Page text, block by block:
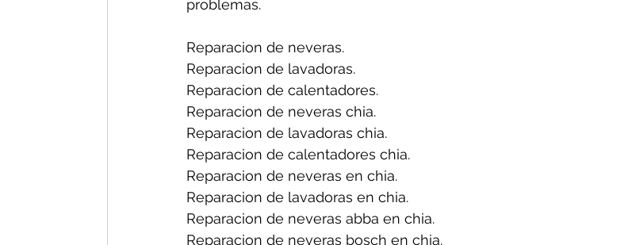
problemas.
Reparacion de neveras.
Reparacion de lavadoras.
Reparacion de calentadores.
Reparacion de neveras chia.
Reparacion de lavadoras chia.
Reparacion de calentadores chia.
Reparacion de neveras en chia.
Reparacion de lavadoras en chia.
Reparacion de neveras abba en chia.
Reparacion de neveras bosch en chia.